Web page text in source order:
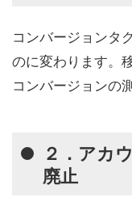
コンバージョンタ
のに変わります。
コンバージョンの
２．アカ
廃止